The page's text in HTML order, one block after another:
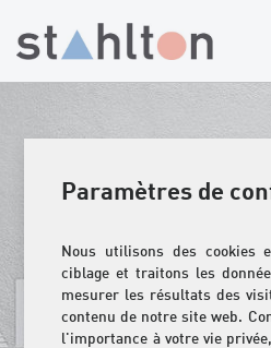
Paramètres de
Nous utilisons des cookies
ciblage et traitons les
mesurer les résultats des
contenu de notre site web.
l'importance à votre vie